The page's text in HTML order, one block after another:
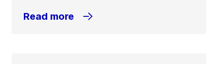
Read more